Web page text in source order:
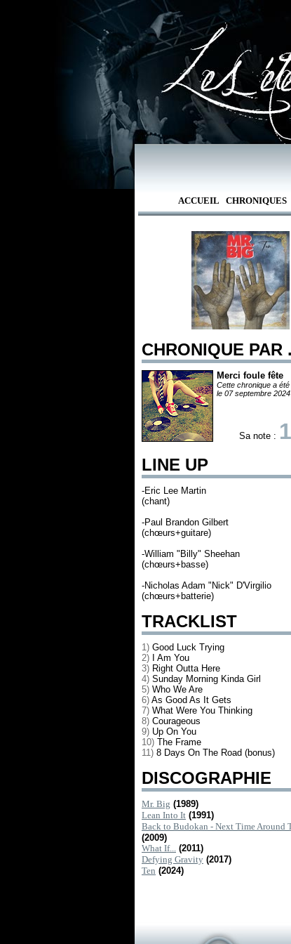
ACCUEIL CHRONIQUES
CHRONIQUE PAR
Merci foule fête
Cette chronique a
le 07 septembre 2024
Sa note :
LINE UP
-Eric Lee Martin
(chant)
-Paul Brandon Gilbert
(chœurs+guitare)
-William "Billy" Sheehan
(chœurs+basse)
-Nicholas Adam "Nick" D'Virgilio
(chœurs+batterie)
TRACKLIST
1) Good Luck Trying
2)
I Am You
3) Right Outta Here
4) Sunday Morning Kinda Girl
5) Who We Are
6) As Good As It Gets
7) What Were You Thinking
8) Courageous
9) Up On You
10) The Frame
11) 8 Days On The Road (bonus)
DISCOGRAPHIE
Mr. Big (1989)
Lean Into It (1991)
Back to Budokan - Next Time Around
(2009)
What If... (2011)
Defying Gravity (2017)
Ten (2024)